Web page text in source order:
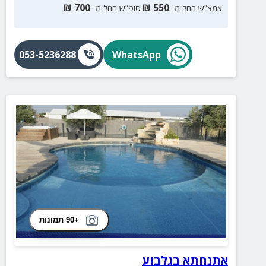
אמצ”ש החל מ- 550
₪ סופ”ש החל מ- 700
₪
WhatsApp
053-5236288
+90 תמונות
אתנחתא בגלבוע